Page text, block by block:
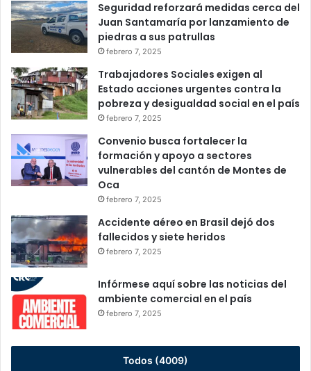
Seguridad reforzará medidas cerca del
Juan Santamaría por lanzamiento de
piedras a sus patrullas
febrero 7, 2025
Trabajadores Sociales exigen al
Estado acciones urgentes contra la
pobreza y desigualdad social en el país
febrero 7, 2025
Convenio busca fortalecer la
formación y apoyo a sectores
vulnerables del cantón de Montes de
Oca
febrero 7, 2025
Accidente aéreo en Brasil dejó dos
fallecidos y siete heridos
febrero 7, 2025
Infórmese aquí sobre las noticias del
ambiente comercial en el país
febrero 7, 2025
Todos (4009)